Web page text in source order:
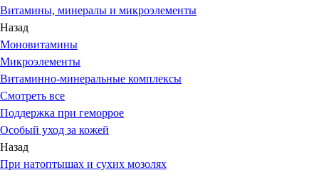
Витамины, минералы и микроэлементы
Назад
Моновитамины
Микроэлементы
Витаминно-минеральные комплексы
Смотреть все
Поддержка при геморрое
Особый уход за кожей
Назад
При натоптышах и сухих мозолях